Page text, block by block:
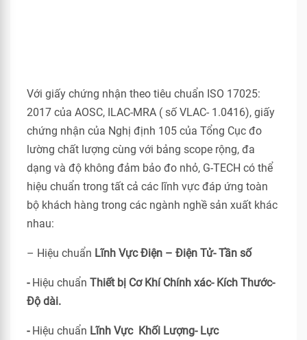
Với giấy chứng nhận theo tiêu chuẩn ISO 17025:
2017 của AOSC, ILAC-MRA ( số VLAC- 1.0416), giấy
chứng nhận của Nghị định 105 của Tổng Cục đo
lường chất lượng cùng với bảng scope rộng, đa
dạng và độ không đảm bảo đo nhỏ, G-TECH có thể
hiệu chuẩn trong tất cả các lĩnh vực đáp ứng toàn
bộ khách hàng trong các ngành nghề sản xuất khác
nhau:
– Hiệu chuẩn Lĩnh Vực Điện – Điện Tử- Tần số
- Hiệu chuẩn Thiết bị Cơ Khí Chính xác- Kích Thước-
Độ dài.
- Hiệu chuẩn Lĩnh Vực Khối Lượng- Lực